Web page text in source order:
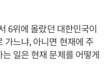
6위에 올랐던 대한민국이
가느냐, 아니면 현재에 주
일은 현재 문제를 어떻게